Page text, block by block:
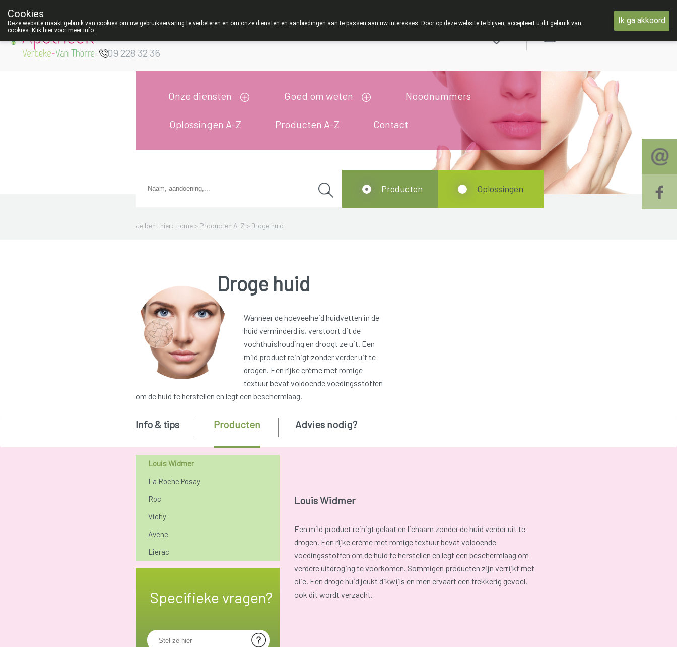
Apotheek Verbeke
09 228 32 36
Onze diensten Goed om weten Noodnummers
Oplossingen A-Z Producten A-Z Contact
Je bent hier: Home > Producten A-Z > Droge huid
Producten Oplossingen
Droge huid
Wanneer de hoeveelheid huidvetten in de
huid verminderd is, verstoort dit de
vochthuishouding en droogt ze uit. Een
mild product reinigt zonder verder uit te
drogen. Een rijke crème met romige
textuur bevat voldoende voedingsstoffen
om de huid te herstellen en legt een beschermlaag.
Louis Widmer
La Roche Posay
Roc
Vichy
Avène
Lierac
Specifieke vragen?
Info & tips Producten Advies nodig?
Louis Widmer
Een mild product reinigt gelaat en lichaam zonder de huid verder uit te
drogen. Een rijke crème met romige textuur bevat voldoende
voedingsstoffen om de huid te herstellen en legt een beschermlaag om
verdere uitdroging te voorkomen. Sommigen producten zijn verrijkt met
olie. Een droge huid jeukt dikwijls en men ervaart een trekkerig gevoel,
ook dit wordt verzacht.
Cookies
Deze website maakt gebruik van cookies om uw gebruikservaring te verbeteren en om onze diensten en aanbiedingen aan te passen aan uw interesses. Door op deze website te blijven, accepteert u dit gebruik van
cookies. Klik hier voor meer info.
Ik ga akkoord